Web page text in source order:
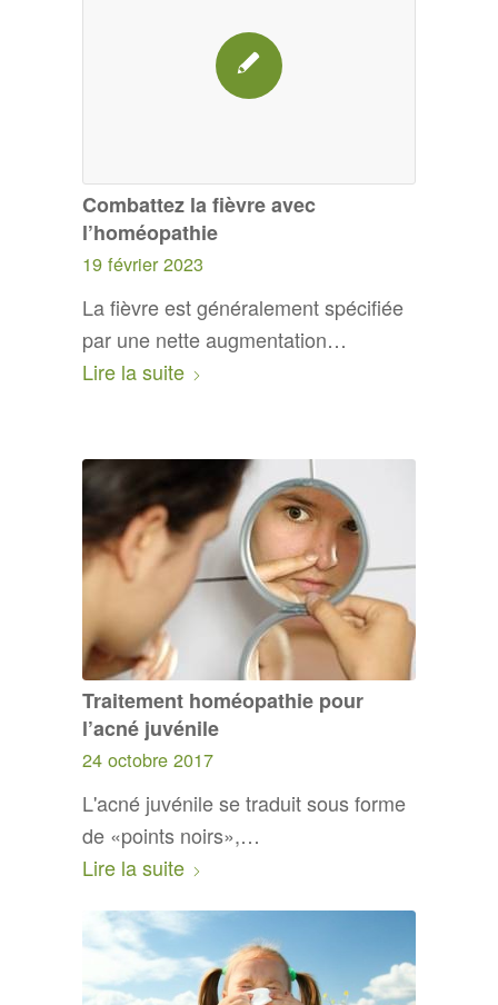
Combattez la fièvre avec
l’homéopathie
19 février 2023
La fièvre est généralement spécifiée
par une nette augmentation…
Lire la suite
Traitement homéopathie pour
l’acné juvénile
24 octobre 2017
L'acné juvénile se traduit sous forme
de «points noirs»,…
Lire la suite